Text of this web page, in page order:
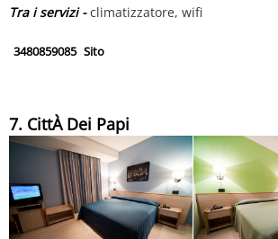
Tra i servizi -climatizzatore, wifi
3480859085 Sito
7. CittÀ Dei Papi